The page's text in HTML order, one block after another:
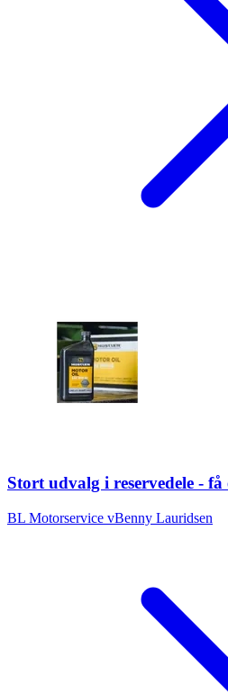
Stort udvalg i reservedele -
BL Motorservice vBenny Lauridsen